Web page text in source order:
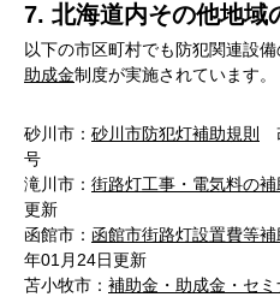
7. 北海道内その他地域
以下の市区町村でも防犯関連設
助成金制度が実施されています。
砂川市： 砂川市防犯灯補助規則
号
滝川市： 街路灯工事・電気料の
更新
函館市： 函館市街路灯設置費等補
年01月24日更新
苫小牧市： 補助金・助成金・セ